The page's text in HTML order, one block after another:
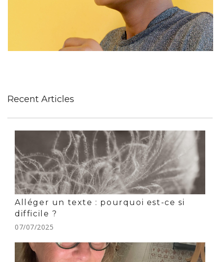
Recent Articles
Alléger un texte : pourquoi est-ce si
difficile ?
07/07/2025